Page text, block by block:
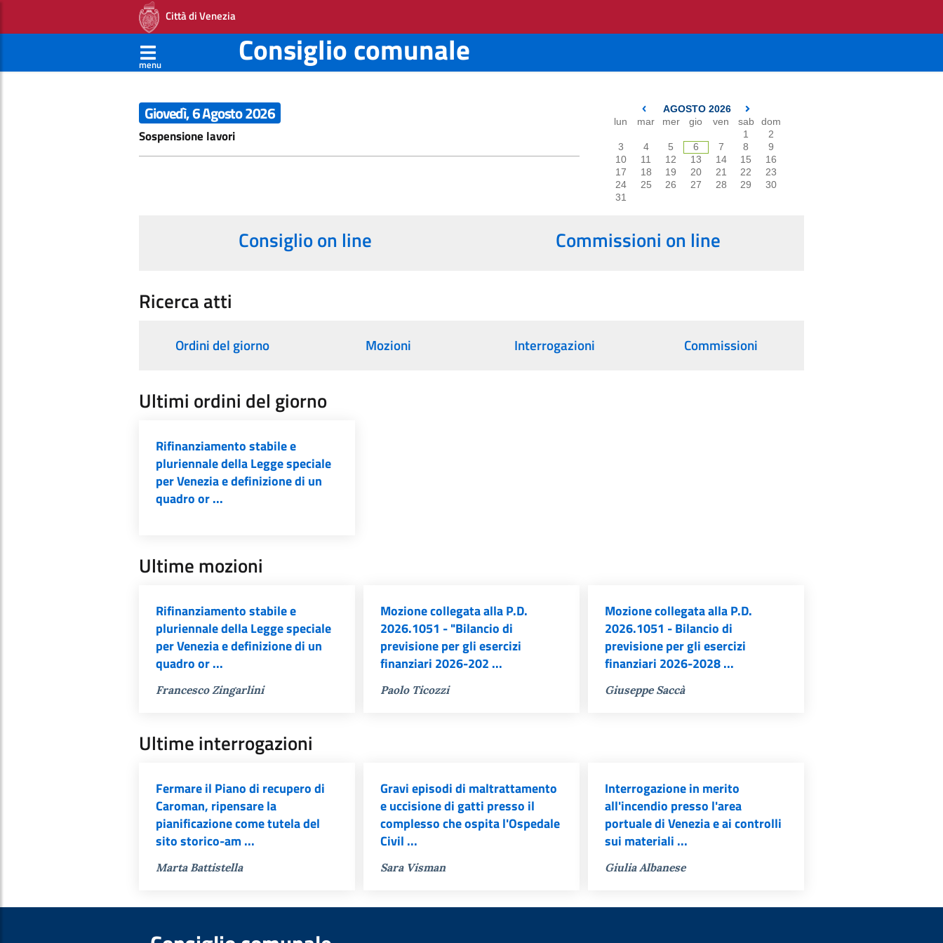
Città di Venezia
menu Consiglio comunale
Giovedì, 6 Agosto 2026
Sospensione lavori
AGOSTO 2026
lun
mar mer gio ven sab
dom
1
2
3
4 5 6 7 8
9
10
11 12 13 14 15
16
17
18 19 20 21 22
23
24
25 26 27 28 29
30
31
Consiglio on line Commissioni on line
Ricerca atti
Ordini del giorno Mozioni Interrogazioni Commissioni
Ultimi ordini del giorno
Rifinanziamento stabile e
pluriennale della Legge speciale
per Venezia e definizione di un
quadro or ...
Ultime mozioni
Rifinanziamento stabile e
pluriennale della Legge speciale
per Venezia e definizione di un
quadro or ...
Francesco Zingarlini
Mozione collegata alla P.D.
2026.1051 - "Bilancio di
previsione per gli esercizi
finanziari 2026-202 ...
Paolo Ticozzi
Mozione collegata alla P.D.
2026.1051 - Bilancio di
previsione per gli esercizi
finanziari 2026-2028 ...
Giuseppe Saccà
Ultime interrogazioni
Fermare il Piano di recupero di
Caroman, ripensare la
pianificazione come tutela del
sito storico-am ...
Marta Battistella
Gravi episodi di maltrattamento
e uccisione di gatti presso il
complesso che ospita l'Ospedale
Civil ...
Sara Visman
Interrogazione in merito
all'incendio presso l'area
portuale di Venezia e ai controlli
sui materiali ...
Giulia Albanese